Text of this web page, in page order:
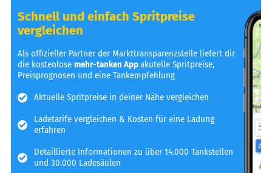
Schnell und einfach Spritpreise
vergleichen
Als offizieller Partner der Markttransparenzstelle liefert dir
die kostenlosemehr-tanken Appakutelle Spritpreise,
Preisprognosen und eine Tankempfehlung
Aktuelle Spritpreise in deiner Nähe vergleichen
Ladetarife vergleichen & Kosten für eine Ladung
erfahren
Detaillierte Informationen zu über 14.000 Tankstellen
und 30.000 Ladesäulen